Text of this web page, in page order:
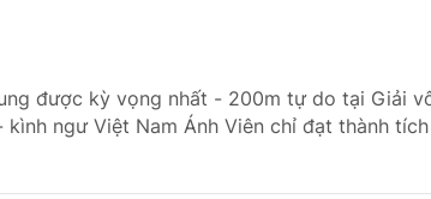
được kỳ vọng nhất - 200m tự do tại Giải
ngư Việt Nam Ánh Viên chỉ đạt thành